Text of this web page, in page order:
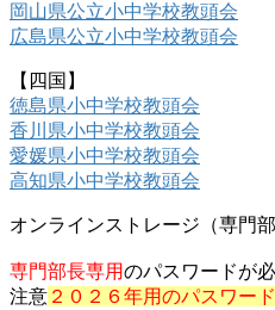
岡山県公立小中学校教頭会
広島県公立小中学校教頭会
【四国】
徳島県小中学校教頭会
香川県小中学校教頭会
愛媛県小中学校教頭会
高知県小中学校教頭会
オンラインストレージ（専門部
専門部長専用のパスワードが必
注意 ２０２６年用のパスワー